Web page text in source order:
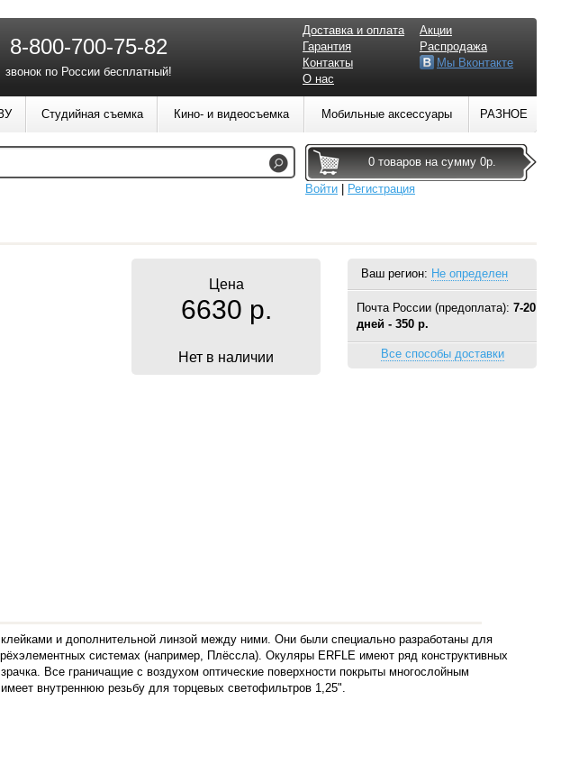
Ваш регион: Не определен
Почта России (предоплата): 7-20
дней - 350 р.
Все способы доставки
Цена
6630 р.
Нет в наличии
и дополнительной линзой между ними. Они были специально разработаны для
системах (например, Плёссла). Окуляры ERFLE имеют ряд конструктивных
Все граничащие с воздухом оптические поверхности покрыты многослойным
внутреннюю резьбу для торцевых светофильтров 1,25".
8-800-700-75-82
звонок по России бесплатный!
Доставка и оплата
Гарантия
Контакты
О нас
Акции
Распродажа
Мы Вконтакте
Студийная съемка Кино- и видеосъемка Мобильные аксессуары РАЗНОЕ
0 товаров на сумму 0р.
Войти
Регистрация